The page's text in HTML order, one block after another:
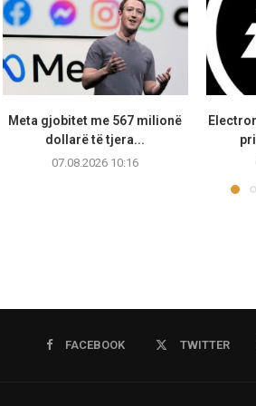
Meta gjobitet me 567 milionë
dollarë të tjera...
07.08.2026 10:16
FACEBOOK TWITTER